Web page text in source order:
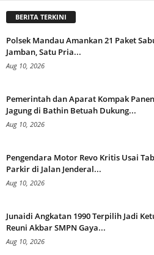
BERITA TERKINI
Polsek Mandau Amankan 21 Paket
Jamban, Satu Pria...
Aug 10, 2026
Pemerintah dan Aparat Kompak
Jagung di Bathin Betuah Dukung...
Aug 10, 2026
Pengendara Motor Revo Kritis Usai
Parkir di Jalan Jenderal...
Aug 10, 2026
Junaidi Angkatan 1990 Terpilih Jadi
Reuni Akbar SMPN Gaya...
Aug 10, 2026